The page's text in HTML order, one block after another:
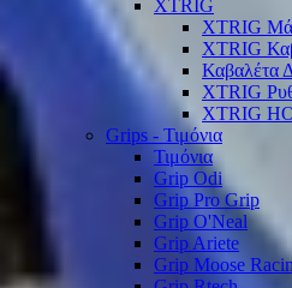
XTRIG
XTRIG
XTRIG
Καβαλέτα
XTRIG
XTRIG
Grips - Τιμόνια
Τιμόνια
Grip Odi
Grip Pro Grip
Grip O'Neal
Grip Ariete
Grip Moose